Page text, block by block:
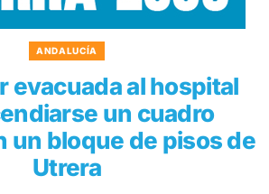
ANDALUCÍA
evacuada al hospital
un cuadro
un bloque de pisos de
Utrera